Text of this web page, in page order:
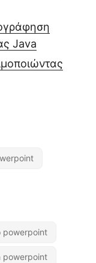
Java
powerpoint
powerpoint